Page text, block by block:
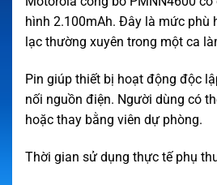
hình 2.100mAh. Đây là mức phù
lạc thường xuyên trong một ca
Pin giúp thiết bị hoạt động độc
nối nguồn điện. Người dùng có
hoặc thay bằng viên dự phòng.
Thời gian sử dụng thực tế phụ